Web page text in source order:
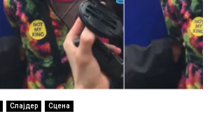
Слајдер Сцена